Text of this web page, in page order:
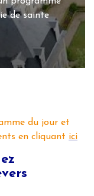
de sainte
du jour et
en cliquant ici